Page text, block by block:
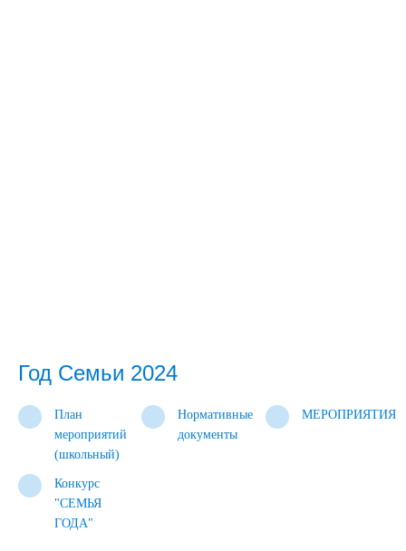
Год Семьи 2024
План
мероприятий
(школьный)
Нормативные
документы
МЕРОПРИЯТИЯ
Конкурс
"СЕМЬЯ
ГОДА"